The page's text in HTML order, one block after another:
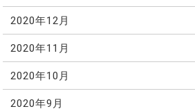
2020年12月
2020年11月
2020年10月
2020年9月